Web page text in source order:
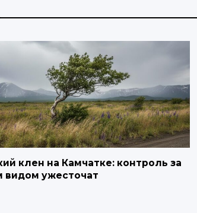
клен на Камчатке: контроль за
видом ужесточат